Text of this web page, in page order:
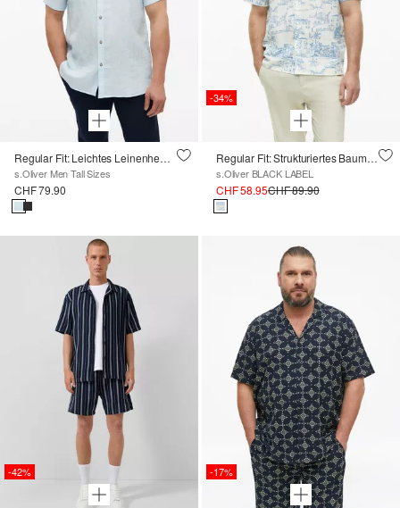
Regular Fit: Leichtes Leinenhemd mit Kentkragen
s.Oliver Men Tall Sizes
CHF 79.90
-34%
Regular Fit: Strukturiertes Baumwollhemd
s.Oliver BLACK LABEL
CHF 58.95CHF 89.90
-42% -17%